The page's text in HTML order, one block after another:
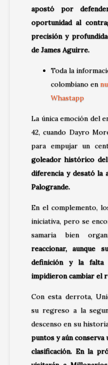
apostó por
oportunidad al
precisión y
de James Aguirre.
Toda la
colombiano en
Whastapp
La única emoción del
42, cuando Dayro
para empujar un
goleador histórico
diferencia y desató la
Palogrande.
En el complemento,
iniciativa, pero se
samaria bien
reaccionar, aunque
definición y la falta
impidieron cambiar el
Con esta derrota,
su regreso a la
descenso en su
puntos y aún conserva
clasificación. En la